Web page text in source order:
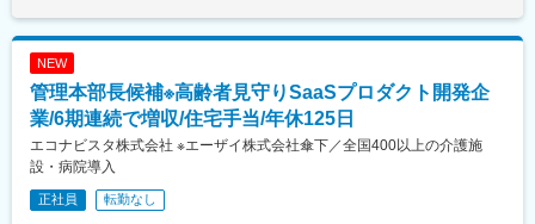
来ます。
・U・Iターン転職者も多く在籍し、チームの中核を担うスタッフ
■組織構成
現在正社員が8名で、男性3名、女性5名が在籍しております。年
齢層として20代から50代まで幅広く在籍しており、中途入社が6
名活躍しております。また、パートアルバイトが40名程度で構成
されております。
・訪問件数・稼働率向上に向けた運営改善
・24時間対応体制（オンコール体制）の構築・運用管理
・稼働・人員配置・コンプライアンスを軸としたマネジメント
・管理者（所長）の育成・組織開発
・イノベーティブな企画・取り組みによるブランディング強化
■ポジションについて：
エリアマネージャーのポストに空きがない場合や研修期間は、他
の職種や役割として勤務をいただく場合があります。（※賃金条件
定手当を含めた表記です。
NEW
管理本部長候補※高齢者見守りSaaSプロダクト開発企
業/6期連続で増収/住宅手当/年休125日
エコナビスタ株式会社 ※エーザイ株式会社傘下／全国400以上の介護施
設・病院導入
正社員 転勤なし